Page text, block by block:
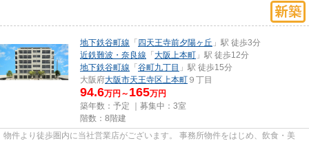
地下鉄谷町線 「四天王寺前夕陽ヶ丘 」駅 徒歩3分
近鉄難波・奈良線 「大阪上本町 」駅 徒歩12分
地下鉄谷町線 「谷町九丁目 」駅 徒歩15分
大阪府大阪市天王寺区 上本町 ９丁目
94.6万円～ 165万円
築年数：予定 ｜募集中： 3室
階数：8階建
物件より徒歩圏内に当社営業店がございます。 事務所物件をはじめ、飲食・美